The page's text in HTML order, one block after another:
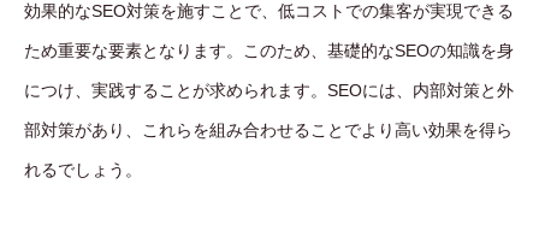
効果的なSEO対策を施すことで、低コストでの集客が実現できる
ため重要な要素となります。このため、基礎的なSEOの知識を身
につけ、実践することが求められます。SEOには、内部対策と外
部対策があり、これらを組み合わせることでより高い効果を得ら
れるでしょう。